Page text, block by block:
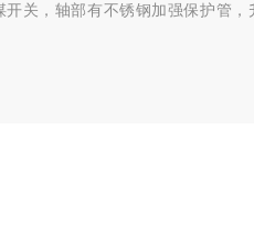
关，轴部有不锈钢加强保护管，